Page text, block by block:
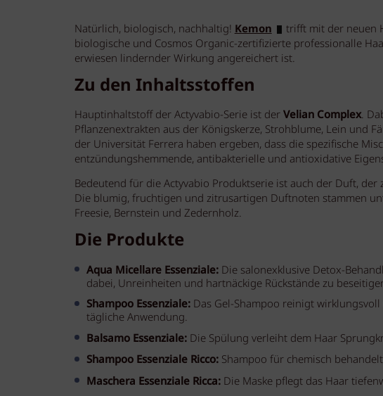
Natürlich, biologisch, nachhaltig! Kemon trifft mit der neuen
biologische und Cosmos Organic-zertifizierte professionalle
erwiesen lindernder Wirkung angereichert ist.
Zu den Inhaltsstoffen
Hauptinhaltstoff der Actyvabio-Serie ist derVelian Complex.
Pflanzenextrakten aus der Königskerze, Strohblume, Lein und
der Universität Ferrera haben ergeben, dass die spezifische
entzündungshemmende, antibakterielle und antioxidative
Bedeutend für die Actyvabio Produktserie ist auch der Duft,
Die blumig, fruchtigen und zitrusartigen Duftnoten stammen
Freesie, Bernstein und Zedernholz.
Die Produkte
Aqua Micellare Essenziale: Die salonexklusive Detox-
dabei, Unreinheiten und hartnäckige Rückstände zu
Shampoo Essenziale: Das Gel-Shampoo reinigt
tägliche Anwendung.
Balsamo Essenziale: Die Spülung verleiht dem Haar
Shampoo Essenziale Ricco: Shampoo für chemisch
Maschera Essenziale Ricca: Die Maske pflegt das Haar